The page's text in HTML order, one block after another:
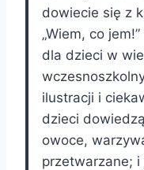
dowiecie się z
„Wiem, co
dla dzieci w
ilustracji i
dzieci
owoce,
przetwarzane;